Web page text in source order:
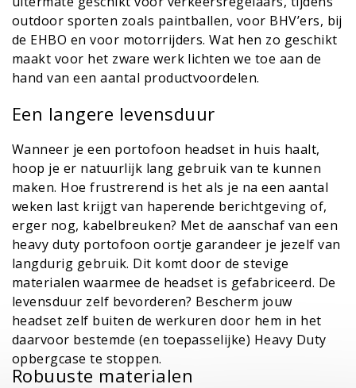
outdoor sporten zoals paintballen, voor BHV’ers, bij
de EHBO en voor motorrijders. Wat hen zo geschikt
maakt voor het zware werk lichten we toe aan de
hand van een aantal productvoordelen.
Een langere levensduur
Wanneer je een portofoon headset in huis haalt,
hoop je er natuurlijk lang gebruik van te kunnen
maken. Hoe frustrerend is het als je na een aantal
weken last krijgt van haperende berichtgeving of,
erger nog, kabelbreuken? Met de aanschaf van een
heavy duty portofoon oortje garandeer je jezelf van
langdurig gebruik. Dit komt door de stevige
materialen waarmee de headset is gefabriceerd. De
levensduur zelf bevorderen? Bescherm jouw
headset zelf buiten de werkuren door hem in het
daarvoor bestemde (en toepasselijke) Heavy Duty
opbergcase te stoppen.
Robuuste materialen